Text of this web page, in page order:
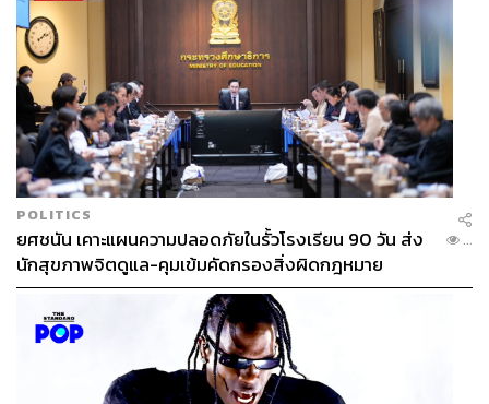
POLITICS
ยศชนัน เคาะแผนความปลอดภัยในรั้วโรงเรียน 90 วัน ส่ง
นักสุขภาพจิตดูแล-คุมเข้มคัดกรองสิ่งผิดกฎหมาย
...